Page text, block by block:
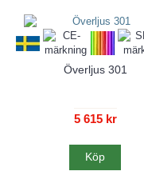
Överljus 301
5 615 kr
Köp